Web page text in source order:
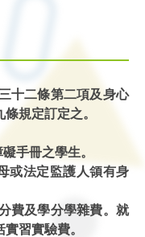
二條第二項及身心
規定訂定之。
手冊之學生。
或法定監護人領有身
費及學分學雜費。就
習實驗費。